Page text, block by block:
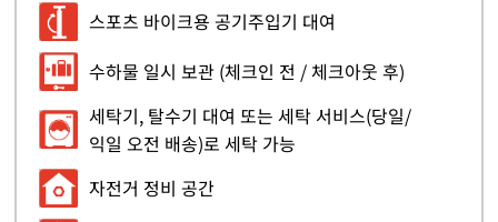
스포츠 바이크용 공기주입기 대여
수하물 일시 보관 (체크인 전 / 체크아웃 후)
세탁기, 탈수기 대여 또는 세탁 서비스(당일/
익일 오전 배송)로 세탁 가능
자전거 정비 공간